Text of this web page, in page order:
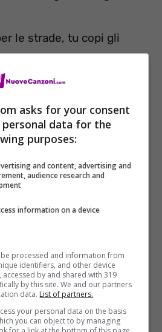
le strade, tu copi gli
è lodevole, no regole,
più remore se su, in
pure la tivù.
per te, tu sei pazzo!
da terra, uno straccio.
cadere d’un tratto,
asks for your consent
data for the
purposes:
and content, advertising and
audience research and
information on a device
processed and information from
identifiers, and other device
by and shared with 319
by this site. We and our partners
data. List of partners.
your personal data on the basis
you can object to by managing